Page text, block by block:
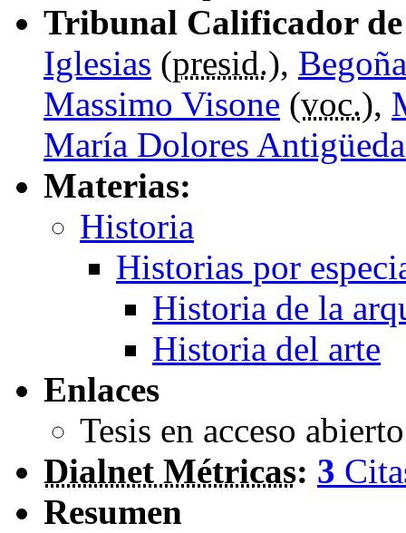
Tribunal Calificador de
Iglesias (presid.),
Massimo Visone (voc.),
María Dolores
Materias:
Historia
Historias por
Historia de la
Historia del arte
Enlaces
Tesis en acceso
Dialnet Métricas: 3
Resumen